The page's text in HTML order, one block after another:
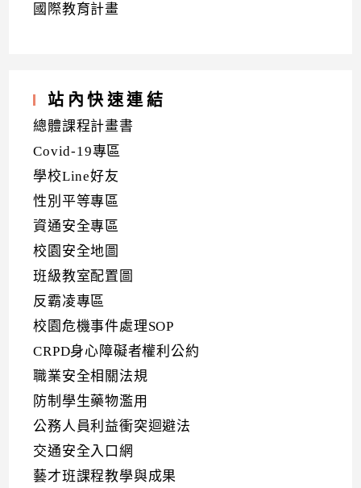
國際教育計畫
站內快速連結
總體課程計畫書
Covid-19專區
學校Line好友
性別平等專區
資通安全專區
校園安全地圖
班級教室配置圖
反霸凌專區
校園危機事件處理SOP
CRPD身心障礙者權利公約
職業安全相關法規
防制學生藥物濫用
公務人員利益衝突迴避法
交通安全入口網
藝才班課程教學與成果